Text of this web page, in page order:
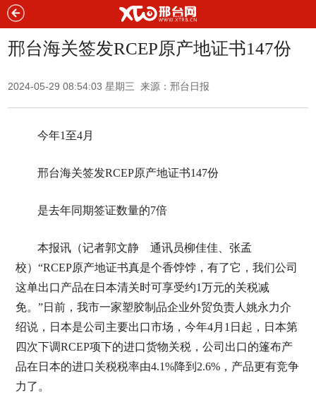
邢台海关签发RCEP原产地证书147份
2024-05-29 08:54:03 星期三 来源：邢台日报
今年1至4月
邢台海关签发RCEP原产地证书147份
是去年同期签证数量的7倍
本报讯（记者郭文静 通讯员柳佳佳、张孟
校）“RCEP原产地证书真是个香饽饽，有了它，我们公司
这单出口产品在日本清关时可享受约1万元的关税减
免。”日前，我市一家塑胶制品企业外贸负责人姚永力介
绍说，日本是公司主要出口市场，今年4月1日起，日本第
四次下调RCEP项下的进口货物关税，公司出口的篷布产
品在日本的进口关税税率由4.1%降到2.6%，产品更有竞争
力了。